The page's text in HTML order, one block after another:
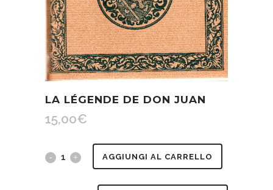
LA LÉGENDE DE DON JUAN
15,00€
La AGGIUNGI AL CARRELLO